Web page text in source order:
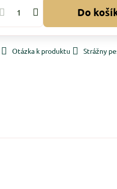
Do
Otázka k produktu Strážny